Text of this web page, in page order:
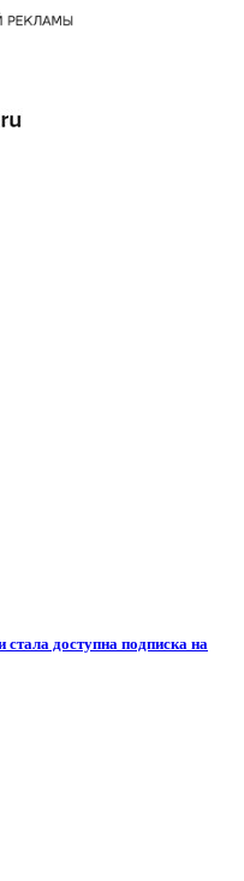
доступна подписка на